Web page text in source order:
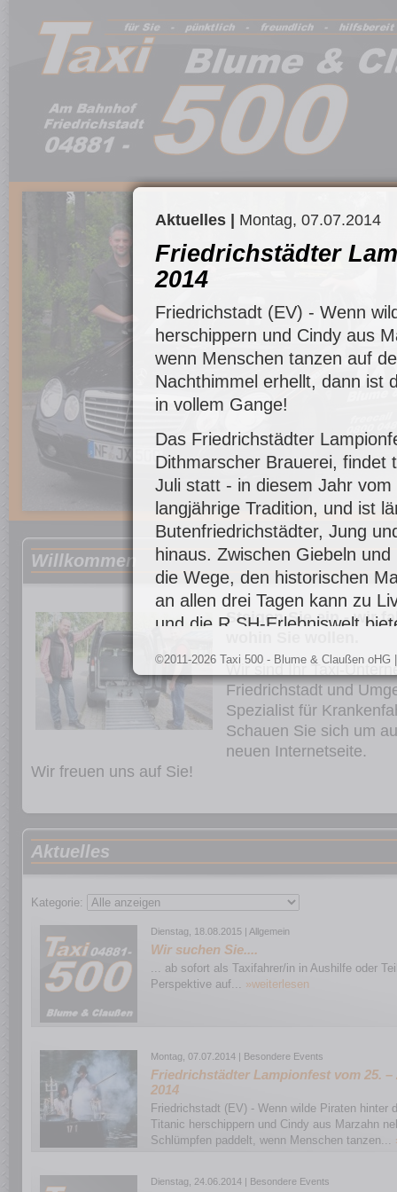
Willkommen
Steigen Sie ein - wir
Wir sind Ihr Taxi-
Friedrichstadt und
Spezialist für
Schauen Sie sich um
neuen Internetseite.
Wir freuen uns auf Sie!
Aktuelles
Kategorie:
Dienstag, 18.08.2015 | Allgemein
Wir suchen Sie....
... ab sofort als Taxifahrer/in in Aushilfe oder
Perspektive auf... »weiterlesen
Montag, 07.07.2014 | Besondere Events
Friedrichstädter Lampionfest vom 25. –
2014
Friedrichstadt (EV) - Wenn wilde Piraten hinter
Titanic herschippern und Cindy aus Marzahn
Schlümpfen paddelt, wenn Menschen tanzen...
Dienstag, 24.06.2014 | Besondere Events
Aktuelles | Montag, 07.07.2014
Friedrichstädter
2014
Friedrichstadt (EV) - Wenn
herschippern und Cindy aus
wenn Menschen tanzen auf
Nachthimmel erhellt, dann ist
in vollem Gange!
Das Friedrichstädter
Dithmarscher Brauerei, findet
Juli statt - in diesem Jahr
langjährige Tradition, und ist
Butenfriedrichstädter, Jung
hinaus. Zwischen Giebeln
die Wege, den historischen
an allen drei Tagen kann zu
und die R.SH-Erlebniswelt
noch nicht ausgetobt hat,
Sparkasse malen und basteln.
Der Sonntagmorgen beginnt
Brücke. Schnäppchenjäger
bis 18:00 Uhr fündig.
Unangefochtener Höhepunkt
werden die Besucher so
Menschen säumen die
Straßen. Die Grachtenboote
beschallen die Wasserwege
garantiert! Die
Sichtplätze vor ihren
Liebevoll geschmückte
Licht und grandiosen Ideen
Applaus und Beifallsrufen.
bringen die Menschen zum
belohnt werden. Den drei
©2011-2026 Taxi 500 - Blume & Claußen oHG